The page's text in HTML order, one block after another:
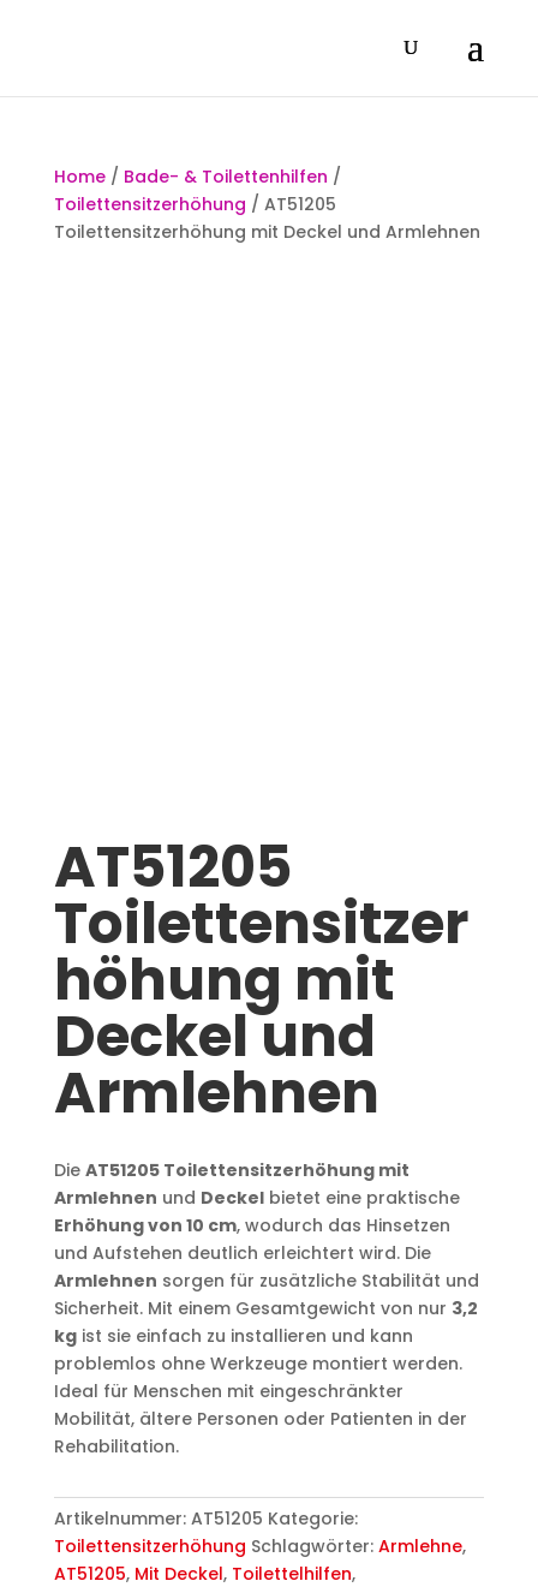
Home/ Bade- & Toilettenhilfen /
Toilettensitzerhöhung / AT51205
Toilettensitzerhöhung mit Deckel und Armlehnen
AT51205
Toilettensitzer
höhung mit
Deckel und
Armlehnen
Die AT51205 Toilettensitzerhöhung mit
Armlehnen und Deckelbietet eine praktische
Erhöhung von 10 cm, wodurch das Hinsetzen
und Aufstehen deutlich erleichtert wird. Die
Armlehnen sorgen für zusätzliche Stabilität und
Sicherheit. Mit einem Gesamtgewicht von nur 3,2
kgist sie einfach zu installieren und kann
problemlos ohne Werkzeuge montiert werden.
Ideal für Menschen mit eingeschränkter
Mobilität, ältere Personen oder Patienten in der
Rehabilitation.
Artikelnummer: AT51205 Kategorie:
Toilettensitzerhöhung Schlagwörter: Armlehne,
AT51205, Mit Deckel, Toilettelhilfen,